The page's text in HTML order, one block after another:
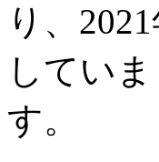
り、
してい
す。